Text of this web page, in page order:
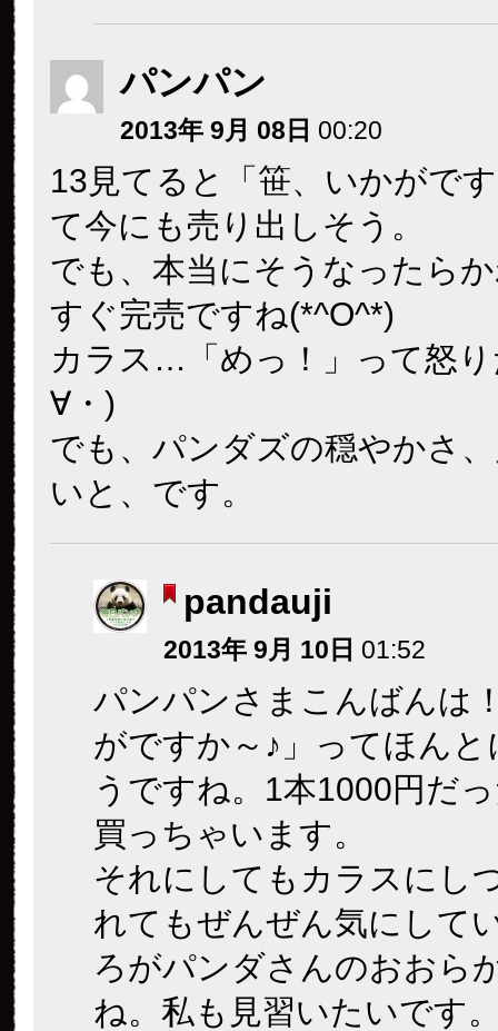
パンパン
2013年 9月 08日 00:20
13見てると「笹、いかがで
て今にも売り出しそう。
でも、本当にそうなったら
すぐ完売ですね(*^O^*)
カラス…「めっ！」って怒
∀・)
でも、パンダズの穏やかさ
いと、です。
pandauji
2013年 9月 10日 01:52
パンパンさまこんばんは
がですか～♪」ってほんと
うですね。1本1000円だ
買っちゃいます。
それにしてもカラスにし
れてもぜんぜん気にして
ろがパンダさんのおおら
ね。私も見習いたいです